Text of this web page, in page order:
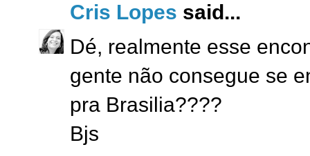
Cris Lopes said...
Dé, realmente esse
gente não consegue se
pra Brasilia????
Bjs